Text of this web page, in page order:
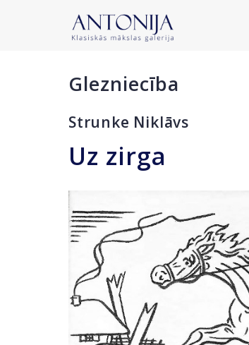
Glezniecība
Strunke Niklāvs
Uz zirga